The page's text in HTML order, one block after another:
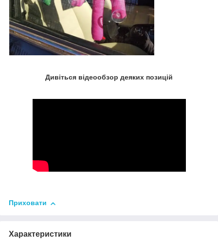
Дивіться відеообзор деяких позицій
Приховати
Характеристики